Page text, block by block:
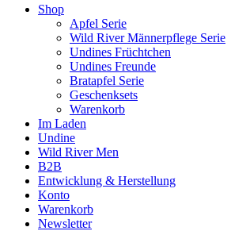
Shop
Apfel Serie
Wild River Männerpflege Serie
Undines Früchtchen
Undines Freunde
Bratapfel Serie
Geschenksets
Warenkorb
Im Laden
Undine
Wild River Men
B2B
Entwicklung & Herstellung
Konto
Warenkorb
Newsletter